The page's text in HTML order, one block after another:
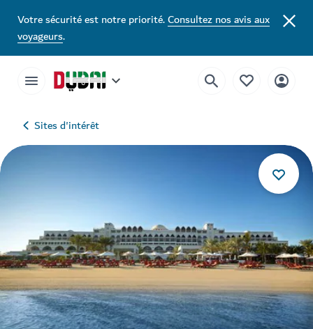
Votre sécurité est notre priorité.Consultez nos avis aux
voyageurs.
Sites d'intérêt